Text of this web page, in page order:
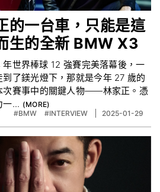
的一台車，只能是這
生的全新 BMW X3
世界棒球 12 強賽完美落幕後，一
了鎂光燈下，那就是今年 27 歲的
次賽事中的關鍵人物——林家正。憑
一...
#BMW #INTERVIEW 2025-01-29